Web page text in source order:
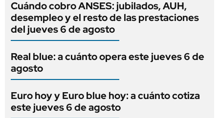
Cuándo cobro ANSES: jubilados, AUH,
desempleo y el resto de las prestaciones
del jueves 6 de agosto
Real blue: a cuánto opera este jueves 6 de
agosto
Euro hoy y Euro blue hoy: a cuánto cotiza
este jueves 6 de agosto